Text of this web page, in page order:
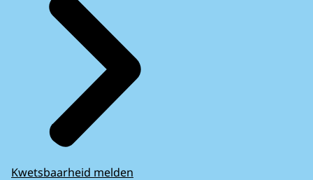
Kwetsbaarheid melden